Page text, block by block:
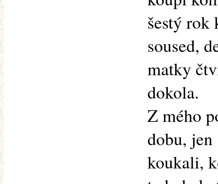
šestý
soused,
matky
dokola.
Z mého
dobu,
koukali,